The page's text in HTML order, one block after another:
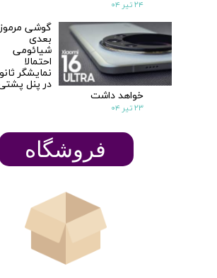
​​​​فروشگاه
۲۴ تیر ۰۴
گوشی مرموز
بعدی
شیائومی
احتمالا
نمایشگر
در پنل
خواهد داشت
۲۳ تیر ۰۴